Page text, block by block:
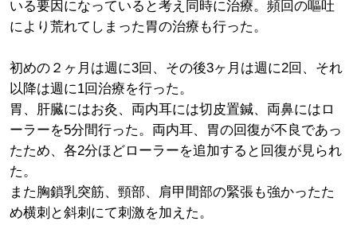
いる要因になっていると考え同時に治療。頻回の嘔吐
により荒れてしまった胃の治療も行った。
初めの２ヶ月は週に3回、その後3ヶ月は週に2回、それ
以降は週に1回治療を行った。
胃、肝臓にはお灸、両内耳には切皮置鍼、両鼻にはロ
ーラーを5分間行った。両内耳、胃の回復が不良であっ
たため、各2分ほどローラーを追加すると回復が見られ
た。
また胸鎖乳突筋、頸部、肩甲間部の緊張も強かったた
め横刺と斜刺にて刺激を加えた。